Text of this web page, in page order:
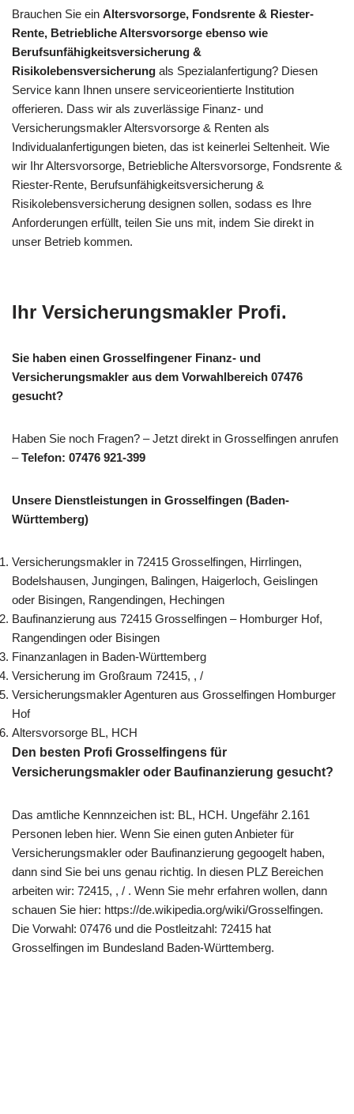
Brauchen Sie ein Altersvorsorge, Fondsrente & Riester-
Rente, Betriebliche Altersvorsorge ebenso wie
Berufsunfähigkeitsversicherung &
Risikolebensversicherung als Spezialanfertigung? Diesen
Service kann Ihnen unsere serviceorientierte Institution
offerieren. Dass wir als zuverlässige Finanz- und
Versicherungsmakler Altersvorsorge & Renten als
Individualanfertigungen bieten, das ist keinerlei Seltenheit. Wie
wir Ihr Altersvorsorge, Betriebliche Altersvorsorge, Fondsrente &
Riester-Rente, Berufsunfähigkeitsversicherung &
Risikolebensversicherung designen sollen, sodass es Ihre
Anforderungen erfüllt, teilen Sie uns mit, indem Sie direkt in
unser Betrieb kommen.
Ihr Versicherungsmakler Profi.
Sie haben einen Grosselfingener Finanz- und
Versicherungsmakler aus dem Vorwahlbereich 07476
gesucht?
Haben Sie noch Fragen? – Jetzt direkt in Grosselfingen anrufen
–Telefon: 07476 921-399
Unsere Dienstleistungen in Grosselfingen (Baden-
Württemberg)
Versicherungsmakler in 72415 Grosselfingen, Hirrlingen,
Bodelshausen, Jungingen, Balingen, Haigerloch, Geislingen
oder Bisingen, Rangendingen, Hechingen
Baufinanzierung aus 72415 Grosselfingen – Homburger Hof,
Rangendingen oder Bisingen
Finanzanlagen in Baden-Württemberg
Versicherung im Großraum 72415, , /
Versicherungsmakler Agenturen aus Grosselfingen Homburger
Hof
Altersvorsorge BL, HCH
Den besten Profi Grosselfingens für
Versicherungsmakler oder Baufinanzierung gesucht?
Das amtliche Kennnzeichen ist: BL, HCH. Ungefähr 2.161
Personen leben hier. Wenn Sie einen guten Anbieter für
Versicherungsmakler oder Baufinanzierung gegoogelt haben,
dann sind Sie bei uns genau richtig. In diesen PLZ Bereichen
arbeiten wir: 72415, , / . Wenn Sie mehr erfahren wollen, dann
schauen Sie hier: https://de.wikipedia.org/wiki/Grosselfingen.
Die Vorwahl: 07476 und die Postleitzahl: 72415 hat
Grosselfingen im Bundesland Baden-Württemberg.